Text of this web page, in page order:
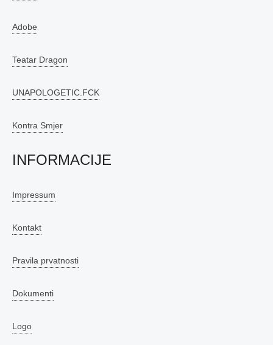
Adobe
Teatar Dragon
UNAPOLOGETIC.FCK
Kontra Smjer
INFORMACIJE
Impressum
Kontakt
Pravila prvatnosti
Dokumenti
Logo